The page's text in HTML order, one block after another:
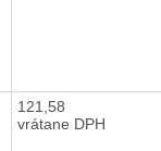
121,58
vrátane DPH